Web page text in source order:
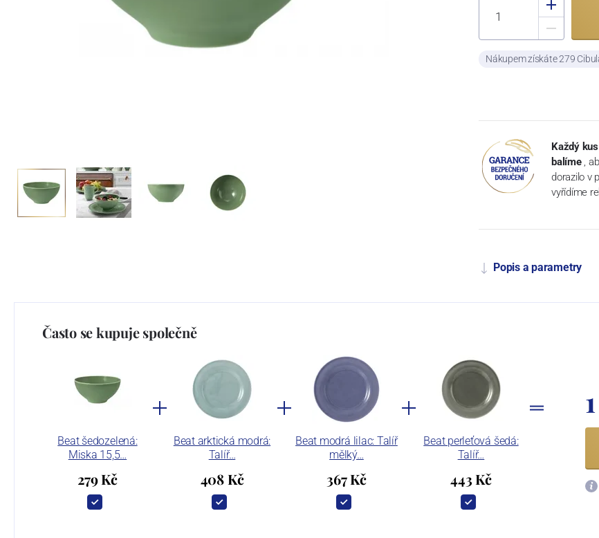
Nákupem získáte 279
Každý
balíme ,
dorazilo v
vyřídíme
Popis a parametry
Často se kupuje společně
Beat šedozelená:
Miska 15,5…
279 Kč
Beat arktická modrá:
Talíř…
408 Kč
Beat modrá lilac: Talíř
mělký…
367 Kč
Beat perleťová šedá:
Talíř…
443 Kč